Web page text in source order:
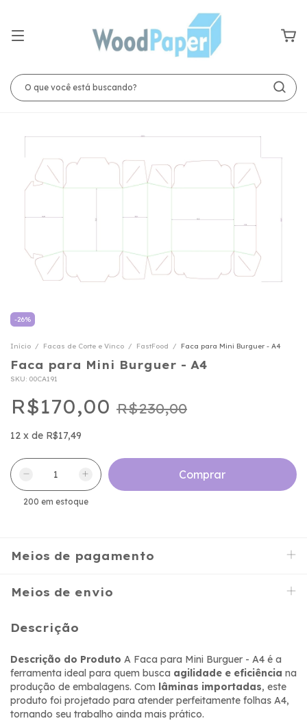
-26%
Início / Facas de Corte e Vinco / FastFood / Faca para Mini Burguer - A4
Faca para Mini Burguer - A4
SKU: 00CA191
R$170,00 R$230,00
12 x de R$17,49
200 em estoque
Meios de pagamento
Meios de envio
Descrição
Descrição do Produto A Faca para Mini Burguer - A4 é a
ferramenta ideal para quem busca agilidade e eficiência na
produção de embalagens. Com lâminas importadas, este
produto foi projetado para atender perfeitamente folhas A4,
tornando seu trabalho ainda mais prático.